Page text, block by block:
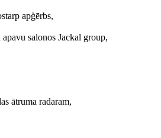
apģērbs,
salonos Jackal group,
ātruma radaram,